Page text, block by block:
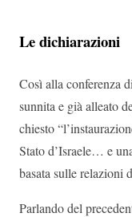
Le dichiarazioni
Così alla conferenza
sunnita e già alleato
chiesto
Stato d’Israele… e
basata sulle relazioni
Parlando del